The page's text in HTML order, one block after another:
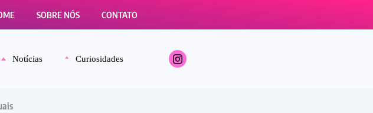
SOBRE NÓS CONTATO
Notícias Curiosidades